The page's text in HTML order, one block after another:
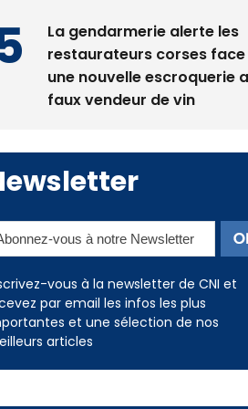
une nouvelle escroquerie au
faux vendeur de vin
vous à la newsletter de CNI et
par email les infos les plus
et une sélection de nos